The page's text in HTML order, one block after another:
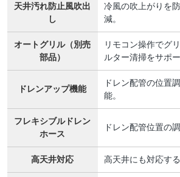
天井汚れ防止風吹出
し
冷風の吹上がりを
減。
オートグリル（別売
部品）
リモコン操作でグ
ルター清掃をサポー
ドレンアップ機能
ドレン配管の位置
能。
フレキシブルドレン
ホース
ドレン配管位置の
高天井対応 高天井にも対応す